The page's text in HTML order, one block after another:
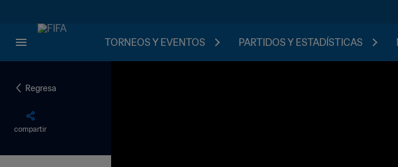
TORNEOS Y EVENTOS PARTIDOS Y ESTADÍSTICAS
Regresa
compartir